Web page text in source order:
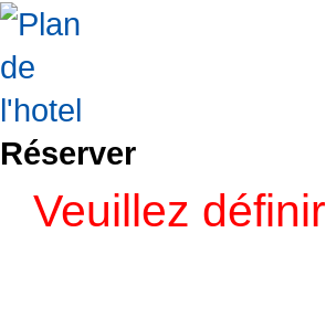
Réserver
Veuillez définir